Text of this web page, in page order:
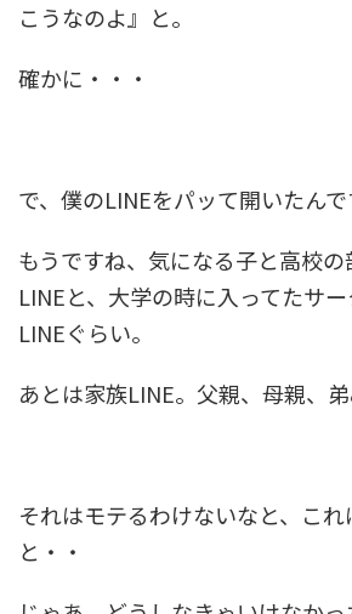
こうなのよ』と。
確かに・・・
で、僕のLINEをパッて開いたんで
もうですね、気になる子と高校
LINEと、大学の時に入ってたサ
LINEぐらい。
あとは家族LINE。父親、母親、弟
それはモテるわけないなと、こ
と・・